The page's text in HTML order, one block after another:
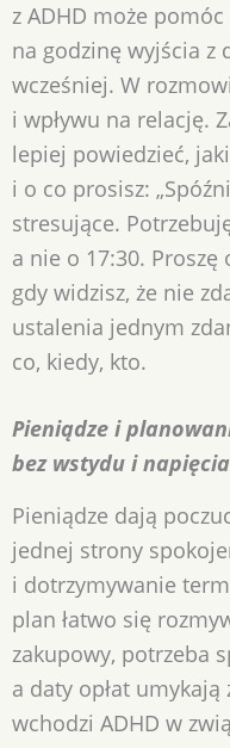
z ADHD może
na godzinę wyjścia z
wcześniej. W
i wpływu na relację.
lepiej powiedzieć,
i o co prosisz:
stresujące.
a nie o 17:30.
gdy widzisz, że nie
ustalenia jednym
co, kiedy, kto.
Pieniądze i
bez wstydu i napięcia
Pieniądze dają
jednej strony
i dotrzymywanie
plan łatwo się
zakupowy, potrzeba
a daty opłat
wchodzi ADHD w